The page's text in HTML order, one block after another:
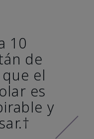
10
de
el
es
y